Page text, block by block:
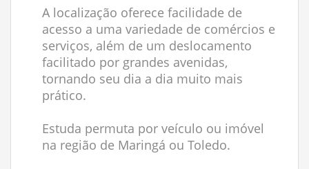
A localização oferece facilidade de
acesso a uma variedade de comércios e
serviços, além de um deslocamento
facilitado por grandes avenidas,
tornando seu dia a dia muito mais
prático.
Estuda permuta por veículo ou imóvel
na região de Maringá ou Toledo.